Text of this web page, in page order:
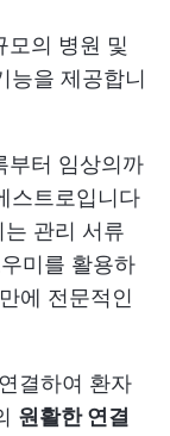
모의 병원 및
능을 제공합니
부터 임상의까
스트로입니다
관리 서류
미를 활용하
에 전문적인
결하여 환자
원활한 연결